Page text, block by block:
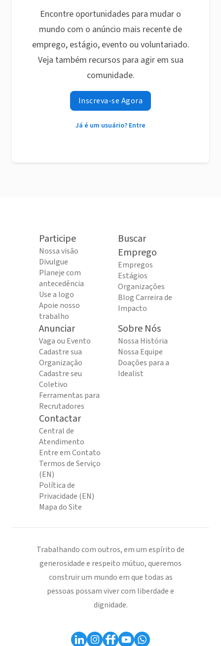
Encontre oportunidades para mudar o
mundo com o anúncio mais recente de
emprego, estágio, evento ou voluntariado.
Veja também recursos para agir em sua
comunidade.
Inscreva-se Agora
Já é um usuário? Entre
Participe
Nossa visão
Divulgue
Planeje com
antecedência
Use a logo
Apoie nosso
trabalho
Buscar
Emprego
Empregos
Estágios
Organizações
Blog Carreira de
Impacto
Anunciar
Vaga ou Evento
Cadastre sua
Organização
Cadastre seu
Coletivo
Ferramentas para
Recrutadores
Sobre Nós
Nossa História
Nossa Equipe
Doações para a
Idealist
Contactar
Central de
Atendimento
Entre em Contato
Termos de Serviço
(EN)
Política de
Privacidade (EN)
Mapa do Site
Trabalhando com outros, em um espírito de
generosidade e respeito mútuo, queremos
construir um mundo em que todas as
pessoas possam viver com liberdade e
dignidade.